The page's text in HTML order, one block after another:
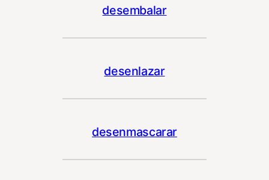
desembalar
desenlazar
desenmascarar